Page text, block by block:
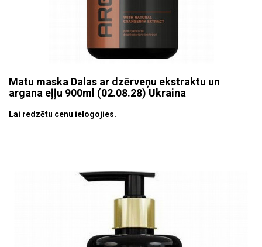
Matu maska Dalas ar dzērveņu ekstraktu un
argana eļļu 900ml (02.08.28) Ukraina
Lai redzētu cenu ielogojies.